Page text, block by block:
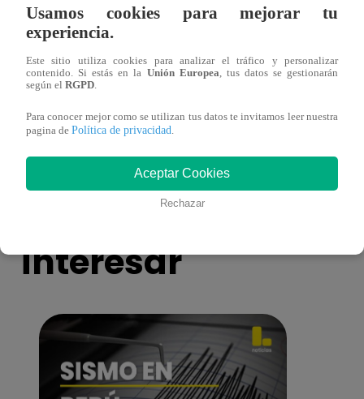
¿Por qué Nelly Rossinelli se volvió viral
antes de Navidad?
La
También te puede
interesar
Usamos cookies para mejorar tu
experiencia.
Este sitio utiliza cookies para analizar el tráfico y personalizar
contenido. Si estás en la Unión Europea , tus datos se gestionarán
según el RGPD
Para conocer mejor como se utilizan tus datos te invitamos leer nuestra
pagina de Política de privacidad
Aceptar Cookies
Rechazar